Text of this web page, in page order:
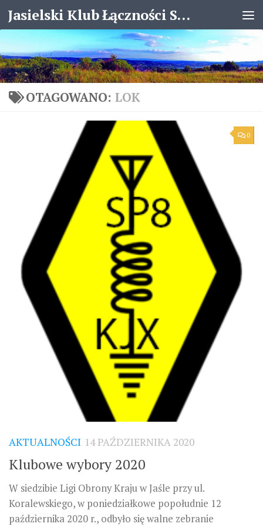
Skip to content Jasielski Klub Łączności SP8KJX
OTAGOWANO: LOK
0
AKTUALNOŚCI 14 PAŹDZIERNIKA 2020
Klubowe wybory 2020
W siedzibie Ligi Obrony Kraju w Jaśle przy ul.
Koralewskiego, w poniedziałkowe popołudnie 12
października 2020 r., odbyło się walne zebranie